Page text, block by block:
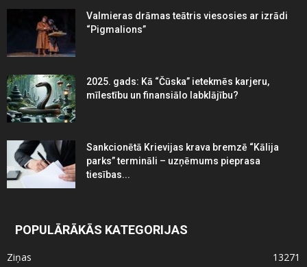
Valmieras drāmas teātris viesosies ar izrādi
“Pigmalions”
2025. gads: Kā “Čūska” ietekmēs karjeru,
mīlestību un finansiālo labklājību?
Sankcionētā Krievijas krava bremzē “Kālija
parks” termināli – uzņēmums pieprasa
tiesības...
POPULĀRĀKĀS KATEGORIJAS
Ziņas
13271